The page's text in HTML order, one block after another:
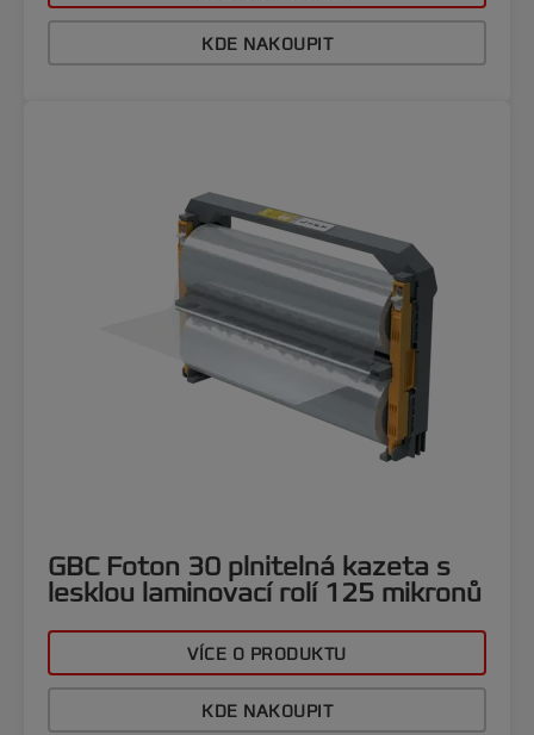
KDE NAKOUPIT
GBC Foton 30 plnitelná kazeta s
lesklou laminovací rolí 125 mikronů
VÍCE O PRODUKTU
KDE NAKOUPIT